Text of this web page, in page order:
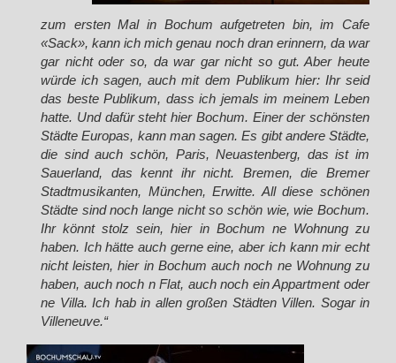
zum ersten Mal in Bochum aufgetreten bin, im Cafe
«Sack», kann ich mich genau noch dran erinnern, da war
gar nicht oder so, da war gar nicht so gut. Aber heute
würde ich sagen, auch mit dem Publikum hier: Ihr seid
das beste Publikum, dass ich jemals im meinem Leben
hatte. Und dafür steht hier Bochum. Einer der schönsten
Städte Europas, kann man sagen. Es gibt andere Städte,
die sind auch schön, Paris, Neuastenberg, das ist im
Sauerland, das kennt ihr nicht. Bremen, die Bremer
Stadtmusikanten, München, Erwitte. All diese schönen
Städte sind noch lange nicht so schön wie, wie Bochum.
Ihr könnt stolz sein, hier in Bochum ne Wohnung zu
haben. Ich hätte auch gerne eine, aber ich kann mir echt
nicht leisten, hier in Bochum auch noch ne Wohnung zu
haben, auch noch n Flat, auch noch ein Appartment oder
ne Villa. Ich hab in allen großen Städten Villen. Sogar in
Villeneuve.“